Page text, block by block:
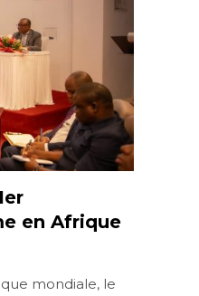
en Afrique
mondiale, le